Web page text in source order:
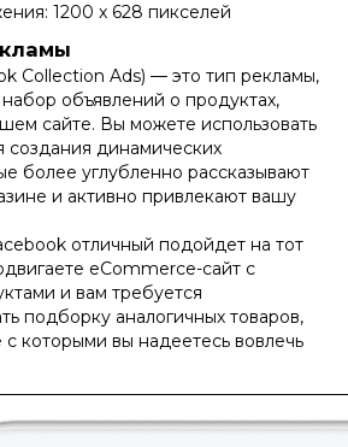
1200 x 628 пикселей
Collection Ads) — это тип рекламы,
объявлений о продуктах,
сайте. Вы можете использовать
динамических
более углубленно рассказывают
и активно привлекают вашу
отличный подойдет на тот
eCommerce-сайт с
и вам требуется
подборку аналогичных товаров,
которыми вы надеетесь вовлечь